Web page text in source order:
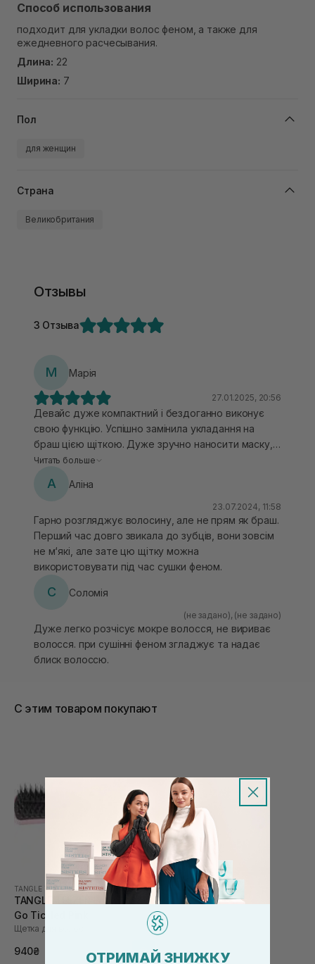
Способ использования
подходит для укладки волос феном, а также для
ежедневного расчесывания.
Длина: 22
Ширина: 7
Пол
для женщин
Страна
Великобритания
Отзывы
3 Отзыва
М Марія
27.01.2025, 20:56
Девайс дуже компактний і бездоганно виконує
свою функцію. Успішно замінила укладання на
браш цією щіткою. Дуже зручно наносити маску,
незмивні засоби, адже вона легко прочісує, не
ніякого відчуття дискомфорту. Зубчики йдуть у
формі пляшечок ,не тягнуть, дозволяючи пасмам
вільно ковзати між ними. У щітці є спеціальні
отвори , які пропускають гаряче повітря,
скорочуючи час сушіння, для мене це
надважливо, бо завжди маю брак часу на
Читать больше
А Аліна
23.07.2024, 11:58
Гарно розгляджує волосину, але не прям як браш.
Перший час довго звикала до зубців, вони зовсім
не м‘які, але зате цю щітку можна
використовувати під час сушки феном.
С Соломія
(не задано), (не задано)
Дуже легко розчісує мокре волосся, не вириває
волосся. при сушінні феном згладжує та надає
блиск волоссю.
С этим товаром покупают
TANGLE TEEZER|EASY DRY & CO
TANGLE TEEZER Easy Dry &
Go Tickled Pink
Щетка для волос
940₴ ОТРИМАЙ ЗНИЖКУ